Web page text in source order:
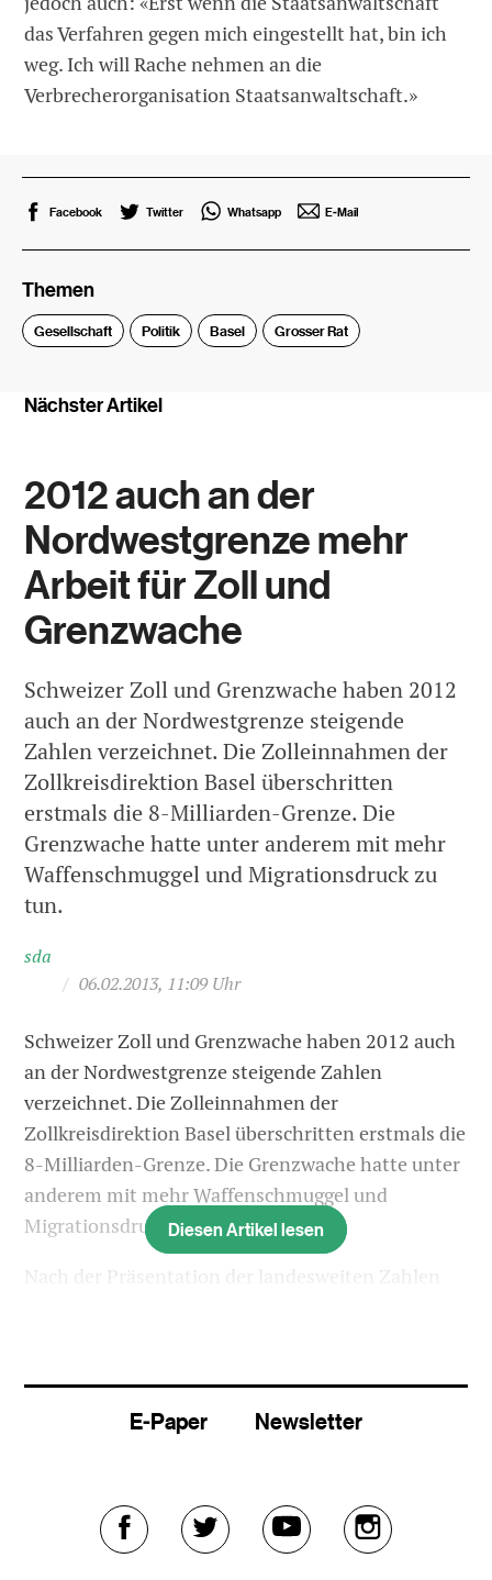
das Verfahren gegen mich eingestellt hat, bin ich
weg. Ich will Rache nehmen an die
Verbrecherorganisation Staatsanwaltschaft.»
Facebook Twitter Whatsapp E-Mail
Themen
Gesellschaft Politik Basel Grosser Rat
Nächster Artikel
2012 auch an der
Nordwestgrenze mehr
Arbeit für Zoll und
Grenzwache
Schweizer Zoll und Grenzwache haben 2012
auch an der Nordwestgrenze steigende
Zahlen verzeichnet. Die Zolleinnahmen der
Zollkreisdirektion Basel überschritten
erstmals die 8-Milliarden-Grenze. Die
Grenzwache hatte unter anderem mit mehr
Waffenschmuggel und Migrationsdruck zu
tun.
sda
/ 06.02.2013, 11:09 Uhr
Schweizer Zoll und Grenzwache haben 2012 auch
an der Nordwestgrenze steigende Zahlen
verzeichnet. Die Zolleinnahmen der
Zollkreisdirektion Basel überschritten erstmals die
8-Milliarden-Grenze. Die Grenzwache hatte unter
anderem mit mehr Waffenschmuggel und
Migrationsdruck zu tun.
Nach der Präsentation der landesweiten Zahlen
vergangenen Jahr im Zollkreis an der Grenze
Die Grenzwachtregion hatte ausser mehr
Diesen Artikel lesen
E-Paper Newsletter
Externer Externer Externer Externer